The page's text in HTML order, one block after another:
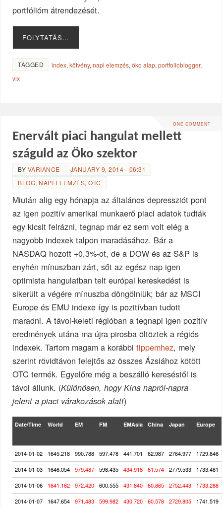
portfólióm átrendezését.
FOLYTATÁS…
TAGGED index,kötvény,napi elemzés,öko alap,portfolioblogger,
vix
ONE COMMENT
Enervált piaci hangulat mellett
száguld az Öko szektor
BY VARIANCE
JANUARY 9, 2014 - 06:31
BLOG, NAPI ELEMZÉS,OTC
Miután alig egy hónapja az általános depressziót pont
az igen pozitív amerikai munkaerő piaci adatok tudták
egy kicsit felrázni, tegnap már ez sem volt elég a
nagyobb indexek talpon maradásához. Bár a
NASDAQ hozott +0,3%-ot, de a DOW és az S&P is
enyhén mínuszban zárt, sőt az egész nap igen
optimista hangulatban telt európai kereskedést is
sikerült a végére mínuszba döngölniük; bár az MSCI
Europe és EMU indexe így is pozitívban tudott
maradni. A távol-keleti régióban a tegnapi igen pozitív
eredmények utána ma újra pirosba öltöztek a régiós
indexek. Tartom magam a korábbitippemhez, mely
szerint rövidtávon felejtős az összes Ázsiához kötött
OTC termék. Egyelőre még a beszálló kereséstől is
távol állunk. (Különösen, hogy Kína napról-napra
jelent a piaci várakozások alatt)
Date/Time World EM FM EMAsia China Japan Europe
2014-01-02 1645.218 990.788 597.478 441.701 62.987 2764.977
1729.846
2014-01-03
1646.054 979.487 598.435 434.918 61.574 2779.533
1733.481
2014-01-06
1641.162 972.420 600.555 431.840 60.865 2752.443
1733.288
2014-01-07
1647.654 971.483 599.982 430.720 60.578 2729.805 1741.519